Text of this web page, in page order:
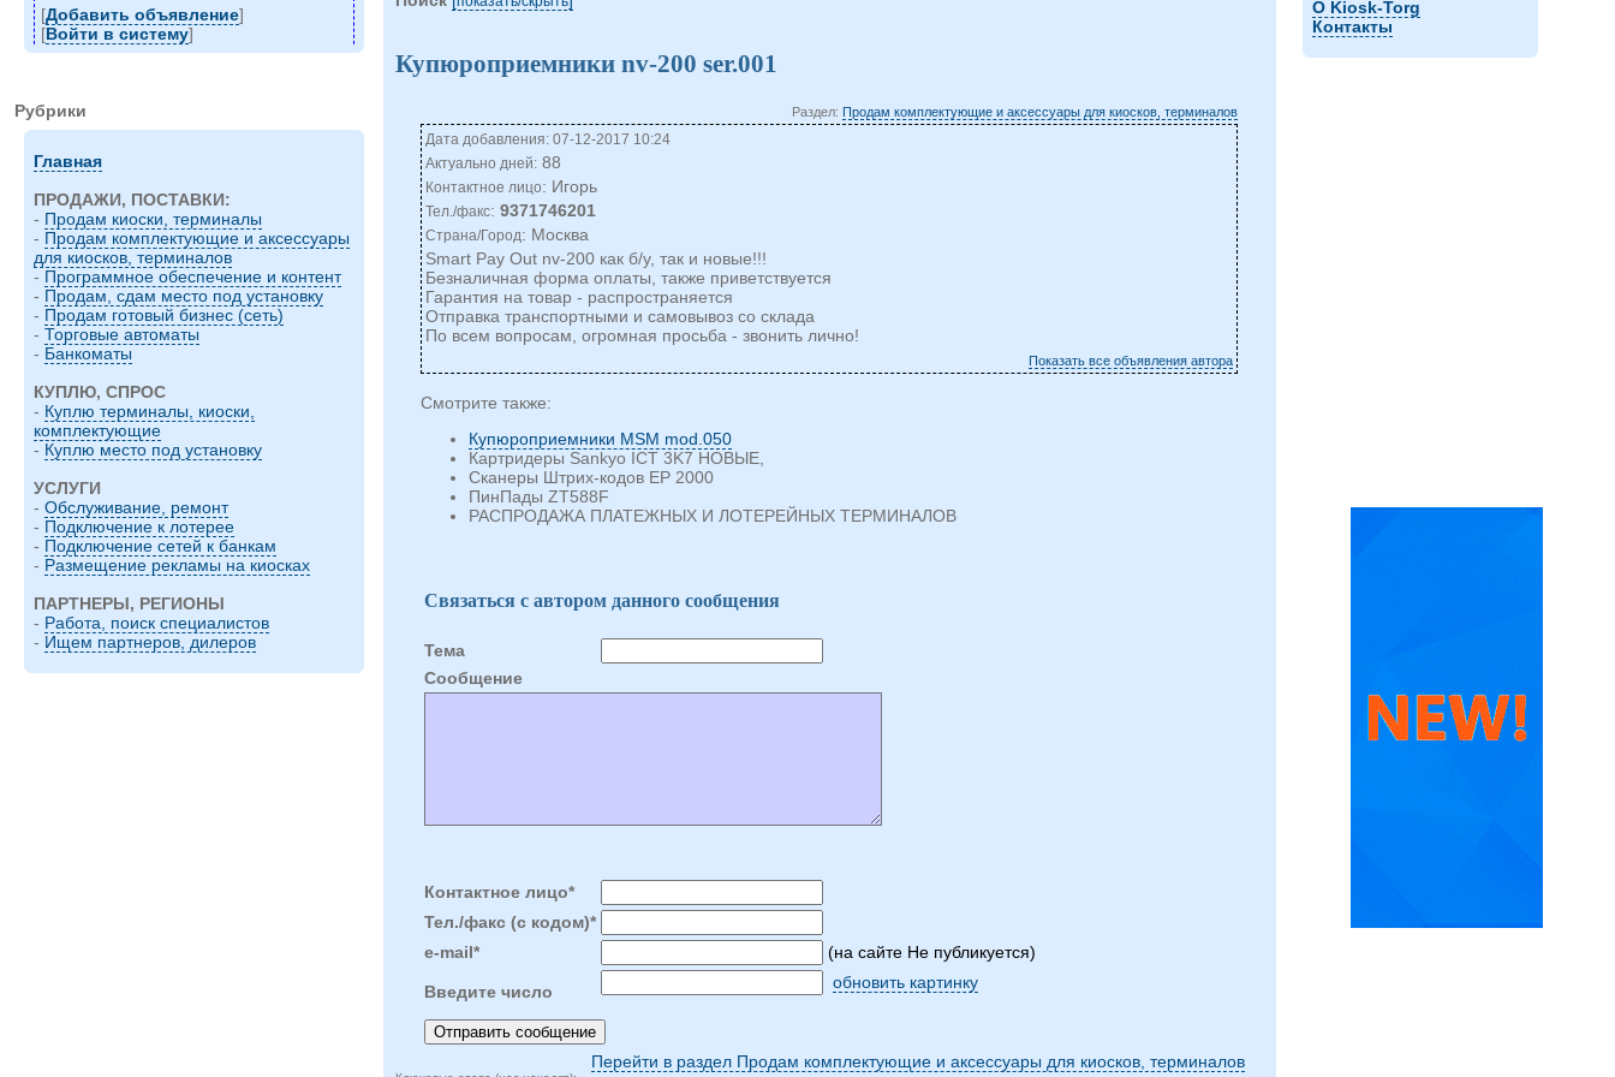
[Добавить объявление]
[Войти в систему]
Рубрики
Главная
ПРОДАЖИ, ПОСТАВКИ:
- Продам киоски, терминалы
- Продам комплектующие и аксессуары
для киосков, терминалов
- Программное обеспечение и контент
- Продам, сдам место под установку
- Продам готовый бизнес (сеть)
- Торговые автоматы
- Банкоматы
КУПЛЮ, СПРОС
- Куплю терминалы, киоски,
комплектующие
- Куплю место под установку
УСЛУГИ
- Обслуживание, ремонт
- Подключение к лотерее
- Подключение сетей к банкам
- Размещение рекламы на киосках
ПАРТНЕРЫ, РЕГИОНЫ
- Работа, поиск специалистов
- Ищем партнеров, дилеров
Купюроприемники nv-200 ser.001
Раздел:Продам комплектующие и аксессуары для киосков, терминалов
Дата добавления: 07-12-2017 10:24
Актуально дней: 88
Контактное лицо: Игорь
Тел./факс:9371746201
Страна/Город: Москва
Smart Pay Out nv-200 как б/у, так и новые!!!
Безналичная форма оплаты, также приветствуется
Гарантия на товар - распространяется
Отправка транспортными и самовывоз со склада
По всем вопросам, огромная просьба - звонить лично!
Показать все объявления автора
Смотрите также:
Купюроприемники MSM mod.050
Картридеры Sankyo ICT 3K7 НОВЫЕ,
Сканеры Штрих-кодов EP 2000
ПинПады ZT588F
РАСПРОДАЖА ПЛАТЕЖНЫХ И ЛОТЕРЕЙНЫХ ТЕРМИНАЛОВ
Связаться с автором данного сообщения
Тема
Cообщение
Контактное лицо*
Тел./факс (с кодом)*
e-mail*
(на сайте Не публикуется)
Введите число обновить картинку
Перейти в раздел Продам комплектующие и аксессуары для киосков, терминалов
О Kiosk-Torg
Контакты